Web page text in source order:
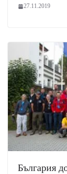
27.11.2019
България